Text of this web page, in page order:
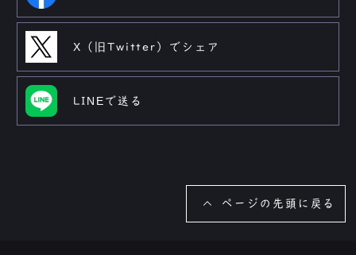
X（旧Twitter）でシェア
LINEで送る
ページの先頭に戻る